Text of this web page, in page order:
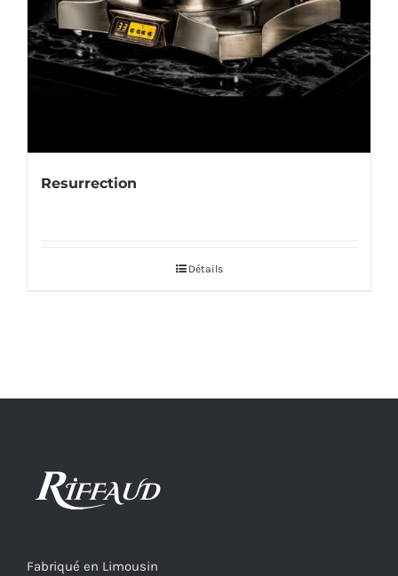
Resurrection
Détails
Fabriqué en Limousin